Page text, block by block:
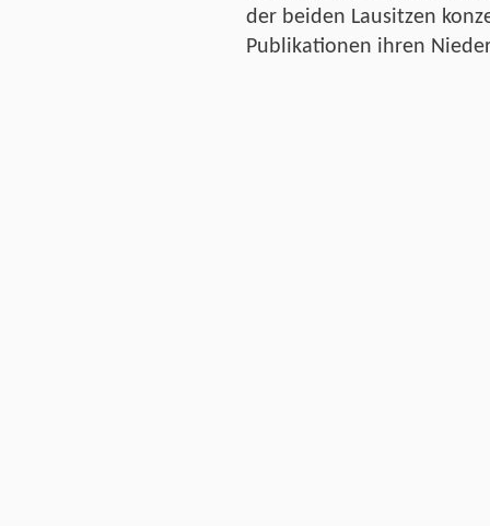
der beiden Lausitzen
Publikationen ihren